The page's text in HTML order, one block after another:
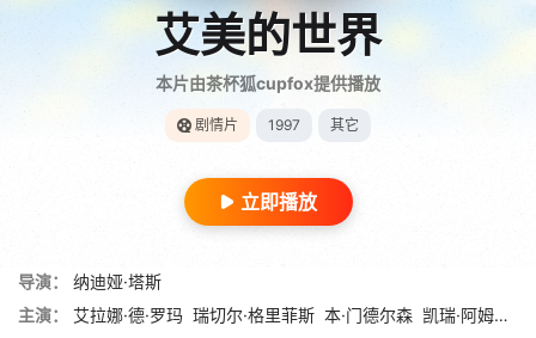
艾美的世界
本片由茶杯狐cupfox提供播放
剧情片 1997 其它
立即播放
导演：
纳迪娅·塔斯
主演：
艾拉娜·德·罗玛 瑞切尔·格里菲斯 本·门德尔森 凯瑞·阿姆斯特朗